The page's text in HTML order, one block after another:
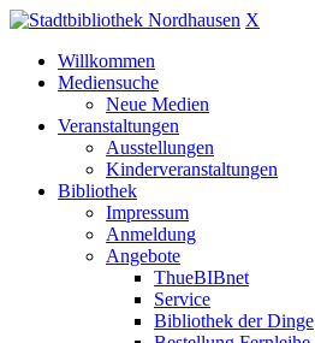
X
Willkommen
Mediensuche
Neue Medien
Veranstaltungen
Ausstellungen
Kinderveranstaltungen
Bibliothek
Impressum
Anmeldung
Angebote
ThueBIBnet
Service
Bibliothek der Dinge